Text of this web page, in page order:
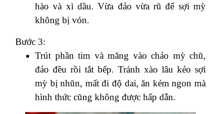
hào và xì dầu. Vừa đảo vừa rũ để sợi mỳ
không bị vón.
Bước 3:
Trút phần tim và măng vào chảo mỳ chũ,
đảo đều rồi tắt bếp. Tránh xào lâu kẻo sợi
mỳ bị nhũn, mất đi độ dai, ăn kém ngon mà
hình thức cũng không được hấp dẫn.